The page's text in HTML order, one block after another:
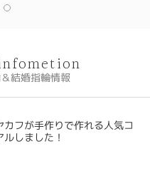
結婚指輪情報
カフが手作りで作れる人気コ
しました！